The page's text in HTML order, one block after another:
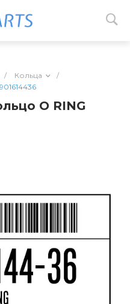
/ Кольца
/
O RING